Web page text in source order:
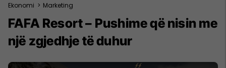
Ekonomi > Marketing
FAFA Resort – Pushime që nisin me
një zgjedhje të duhur